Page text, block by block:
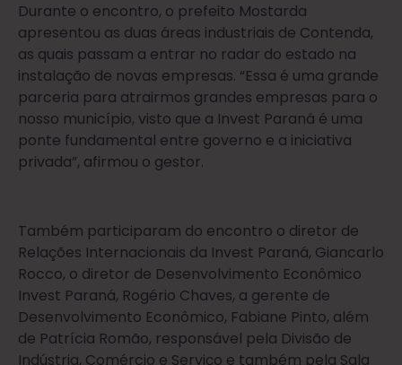
Durante o encontro, o prefeito Mostarda
apresentou as duas áreas industriais de Contenda,
as quais passam a entrar no radar do estado na
instalação de novas empresas. “Essa é uma grande
parceria para atrairmos grandes empresas para o
nosso município, visto que a Invest Paraná é uma
ponte fundamental entre governo e a iniciativa
privada”, afirmou o gestor.
Também participaram do encontro o diretor de
Relações Internacionais da Invest Paraná, Giancarlo
Rocco, o diretor de Desenvolvimento Econômico
Invest Paraná, Rogério Chaves, a gerente de
Desenvolvimento Econômico, Fabiane Pinto, além
de Patrícia Romão, responsável pela Divisão de
Indústria, Comércio e Serviço e também pela Sala